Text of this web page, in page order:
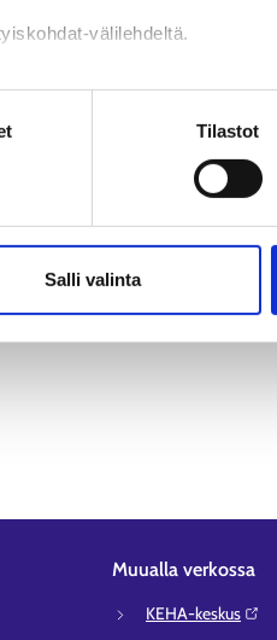
välilehdeltä.
Tilastot
Salli valinta
Muualla verkossa
KEHA-keskus⁠